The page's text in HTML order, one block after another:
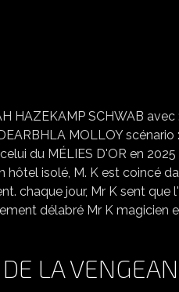
HAZEKAMP SCHWAB avec
MOLLOY
du MÉLIES D'OR en
hôtel isolé, M. K est coincé
chaque jour, Mr K sent
délabré Mr K magicien
LA